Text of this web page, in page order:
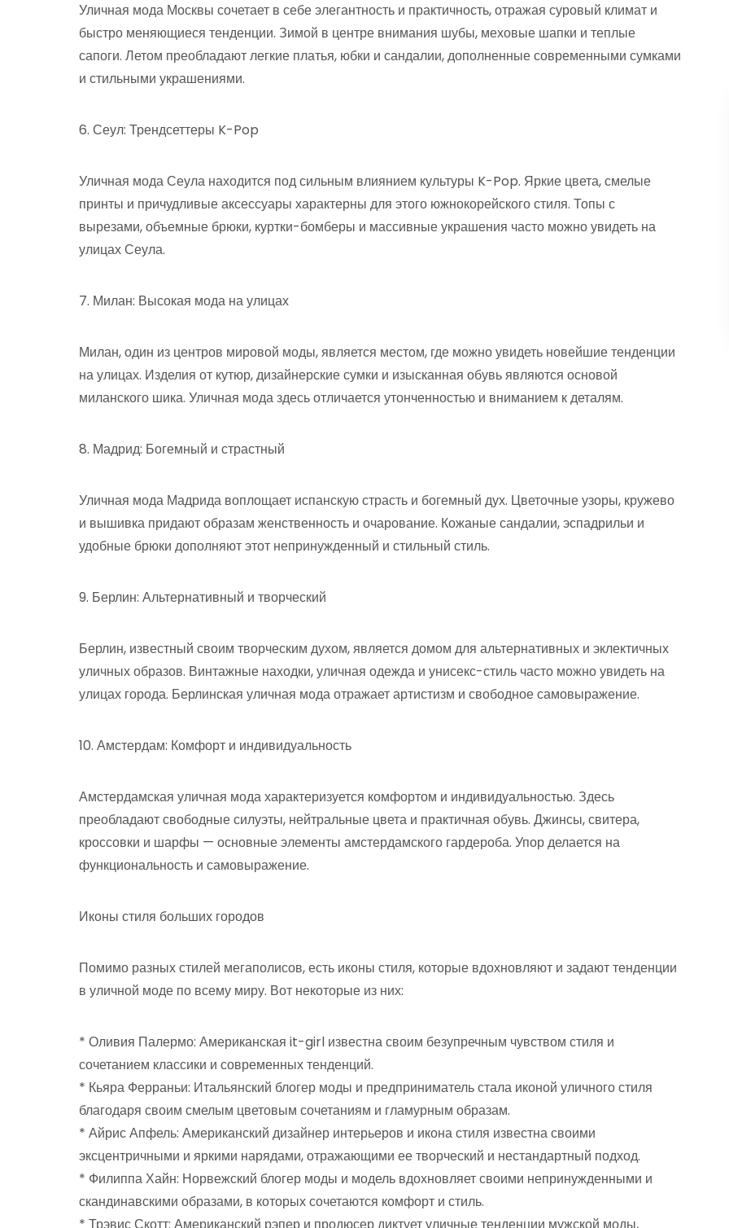
Уличная мода Москвы сочетает в себе элегантность и практичность, отражая суровый климат и
быстро меняющиеся тенденции. Зимой в центре внимания шубы, меховые шапки и теплые
сапоги. Летом преобладают легкие платья, юбки и сандалии, дополненные современными сумками
и стильными украшениями.
6. Сеул: Трендсеттеры K-Pop
Уличная мода Сеула находится под сильным влиянием культуры K-Pop. Яркие цвета, смелые
принты и причудливые аксессуары характерны для этого южнокорейского стиля. Топы с
вырезами, объемные брюки, куртки-бомберы и массивные украшения часто можно увидеть на
улицах Сеула.
7. Милан: Высокая мода на улицах
Милан, один из центров мировой моды, является местом, где можно увидеть новейшие тенденции
на улицах. Изделия от кутюр, дизайнерские сумки и изысканная обувь являются основой
миланского шика. Уличная мода здесь отличается утонченностью и вниманием к деталям.
8. Мадрид: Богемный и страстный
Уличная мода Мадрида воплощает испанскую страсть и богемный дух. Цветочные узоры, кружево
и вышивка придают образам женственность и очарование. Кожаные сандалии, эспадрильи и
удобные брюки дополняют этот непринужденный и стильный стиль.
9. Берлин: Альтернативный и творческий
Берлин, известный своим творческим духом, является домом для альтернативных и эклектичных
уличных образов. Винтажные находки, уличная одежда и унисекс-стиль часто можно увидеть на
улицах города. Берлинская уличная мода отражает артистизм и свободное самовыражение.
10. Амстердам: Комфорт и индивидуальность
Амстердамская уличная мода характеризуется комфортом и индивидуальностью. Здесь
преобладают свободные силуэты, нейтральные цвета и практичная обувь. Джинсы, свитера,
кроссовки и шарфы — основные элементы амстердамского гардероба. Упор делается на
функциональность и самовыражение.
Иконы стиля больших городов
Помимо разных стилей мегаполисов, есть иконы стиля, которые вдохновляют и задают тенденции
в уличной моде по всему миру. Вот некоторые из них:
* Оливия Палермо: Американская it-girl известна своим безупречным чувством стиля и
сочетанием классики и современных тенденций.
* Кьяра Ферраньи: Итальянский блогер моды и предприниматель стала иконой уличного стиля
благодаря своим смелым цветовым сочетаниям и гламурным образам.
* Айрис Апфель: Американский дизайнер интерьеров и икона стиля известна своими
эксцентричными и яркими нарядами, отражающими ее творческий и нестандартный подход.
* Филиппа Хайн: Норвежский блогер моды и модель вдохновляет своими непринужденными и
скандинавскими образами, в которых сочетаются комфорт и стиль.